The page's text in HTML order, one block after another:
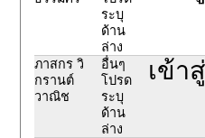
ระบุ
ด้าน
ล่าง
ภาสกร วิ
กรานต์
วาณิช
อื่นๆ
โปรด
ระบุ
ด้าน
ล่าง
เข้า